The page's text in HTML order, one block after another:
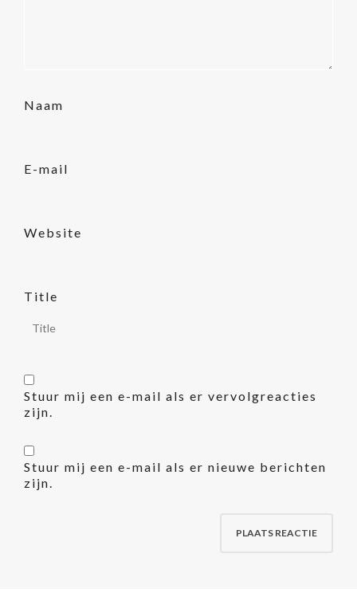
Naam
E-mail
Website
Title
Stuur mij een e-mail als er vervolgreacties
zijn.
Stuur mij een e-mail als er nieuwe berichten
zijn.